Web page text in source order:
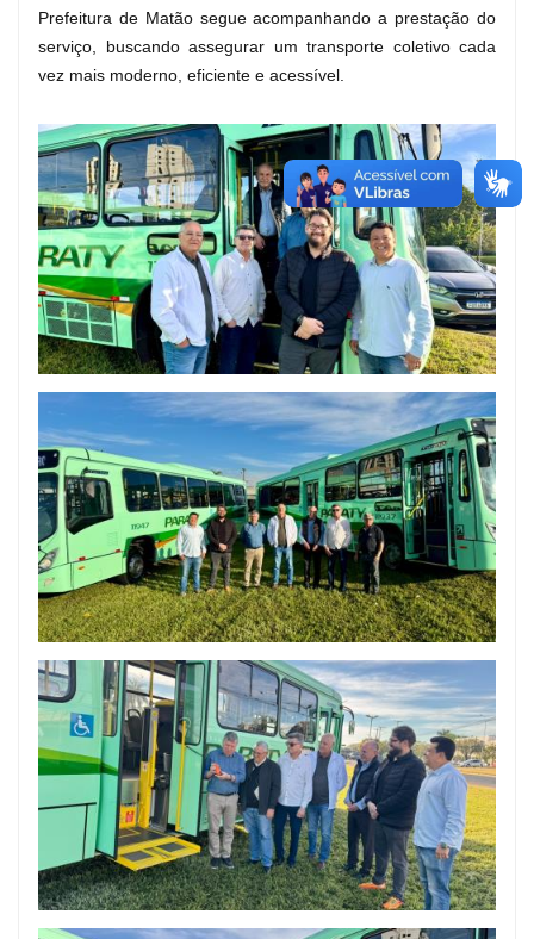
Prefeitura de Matão segue acompanhando a prestação do
serviço, buscando assegurar um transporte coletivo cada
vez mais moderno, eficiente e acessível.